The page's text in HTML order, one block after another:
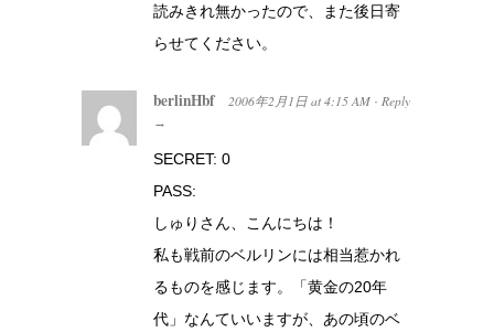
読みきれ無かったので、また後日寄
らせてください。
berlinHbf 2006年2月1日 at 4:15 AM · Reply
→
SECRET: 0
PASS:
しゅりさん、こんにちは！
私も戦前のベルリンには相当惹かれ
るものを感じます。「黄金の20年
代」なんていいますが、あの頃のベ